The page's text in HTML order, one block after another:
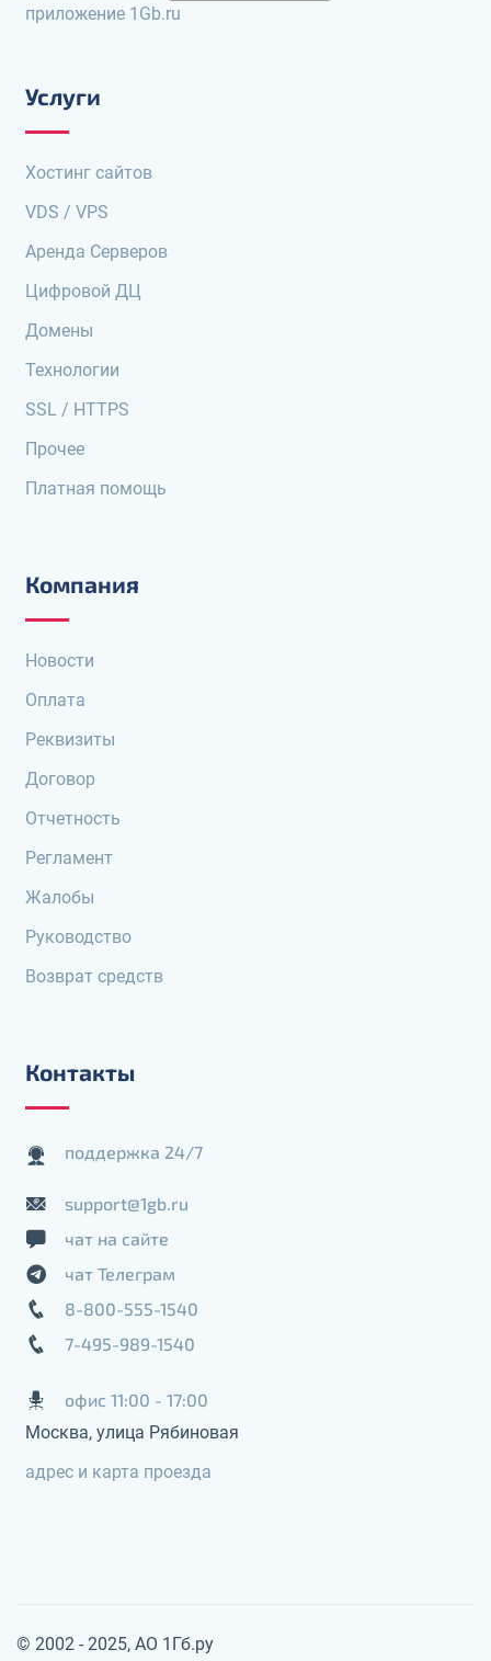
приложение 1Gb.ru
Услуги
Хостинг сайтов
VDS / VPS
Аренда Серверов
Цифровой ДЦ
Домены
Технологии
SSL / HTTPS
Прочее
Платная помощь
Компания
Новости
Оплата
Реквизиты
Договор
Отчетность
Регламент
Жалобы
Руководство
Возврат средств
Контакты
поддержка 24/7
support@1gb.ru
чат на сайте
чат Телеграм
8-800-555-1540
7-495-989-1540
офис 11:00 - 17:00
Москва, улица Рябиновая
адрес и карта проезда
© 2002 - 2025, АО 1Гб.ру